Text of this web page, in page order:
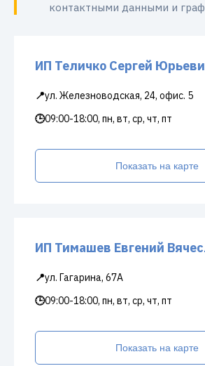
контактными данными и
ИП Теличко Сергей
📍ул. Железноводская, 24, офис. 5
🕒09:00-18:00, пн, вт, ср, чт, пт
Показать на карте
ИП Тимашев Евгений
📍ул. Гагарина, 67А
🕒09:00-18:00, пн, вт, ср, чт, пт
Показать на карте